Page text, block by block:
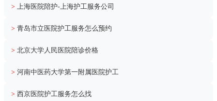
> 上海医院陪护-上海护工服务公司
> 青岛市立医院护工服务怎么预约
> 北京大学人民医院陪诊价格
> 河南中医药大学第一附属医院护工
> 西京医院护工服务怎么找